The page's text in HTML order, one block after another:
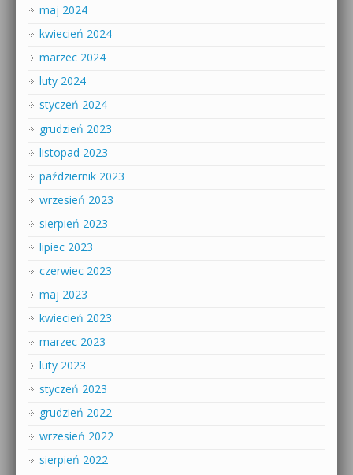
maj 2024
kwiecień 2024
marzec 2024
luty 2024
styczeń 2024
grudzień 2023
listopad 2023
październik 2023
wrzesień 2023
sierpień 2023
lipiec 2023
czerwiec 2023
maj 2023
kwiecień 2023
marzec 2023
luty 2023
styczeń 2023
grudzień 2022
wrzesień 2022
sierpień 2022